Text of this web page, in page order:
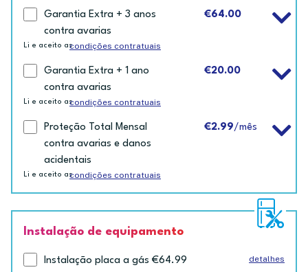
Garantia Extra + 3 anos
contra avarias
€64.00
Li e aceito ascondições contratuais
Garantia Extra + 1 ano
contra avarias
€20.00
Li e aceito ascondições contratuais
Proteção Total Mensal
contra avarias e danos
acidentais
€2.99/mês
Li e aceito ascondições contratuais
Instalação de equipamento
Instalação placa a gás €64.99 detalhes